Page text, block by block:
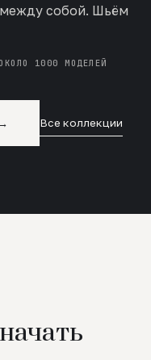
собой. Шьём
1000 МОДЕЛЕЙ
→ Все коллекции